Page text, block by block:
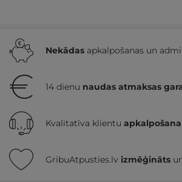
Nekādas apkalpošanas un
14 dienu naudas atmaksas
Kvalitatīva klientu apkalpošana
GribuAtpusties.lv izmēģināts